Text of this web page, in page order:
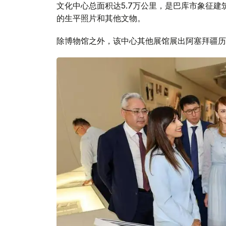
文化中心总面积达5.7万公里，是巴库市象征建
的生平照片和其他文物。
除博物馆之外，该中心其他展馆展出阿塞拜疆